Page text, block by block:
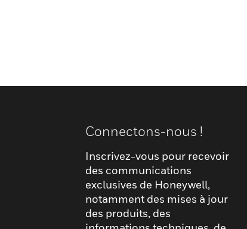
Connectons-nous !
Inscrivez-vous pour recevoir
des communications
exclusives de Honeywell,
notamment des mises à jour
des produits, des